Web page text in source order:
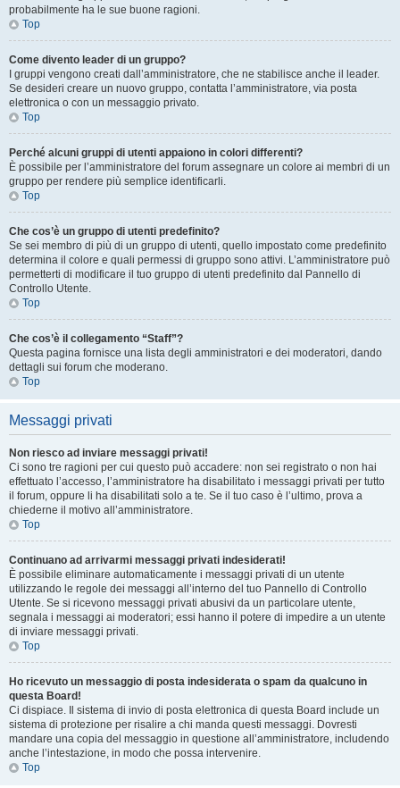
probabilmente ha le sue buone ragioni.
Top
Come divento leader di un gruppo?
I gruppi vengono creati dall’amministratore, che ne stabilisce anche il leader.
Se desideri creare un nuovo gruppo, contatta l’amministratore, via posta
elettronica o con un messaggio privato.
Top
Perché alcuni gruppi di utenti appaiono in colori differenti?
È possibile per l’amministratore del forum assegnare un colore ai membri di un
gruppo per rendere più semplice identificarli.
Top
Che cos’è un gruppo di utenti predefinito?
Se sei membro di più di un gruppo di utenti, quello impostato come predefinito
determina il colore e quali permessi di gruppo sono attivi. L’amministratore può
permetterti di modificare il tuo gruppo di utenti predefinito dal Pannello di
Controllo Utente.
Top
Che cos’è il collegamento “Staff”?
Questa pagina fornisce una lista degli amministratori e dei moderatori, dando
dettagli sui forum che moderano.
Top
Messaggi privati
Non riesco ad inviare messaggi privati!
Ci sono tre ragioni per cui questo può accadere: non sei registrato o non hai
effettuato l’accesso, l’amministratore ha disabilitato i messaggi privati per tutto
il forum, oppure li ha disabilitati solo a te. Se il tuo caso è l’ultimo, prova a
chiederne il motivo all’amministratore.
Top
Continuano ad arrivarmi messaggi privati indesiderati!
È possibile eliminare automaticamente i messaggi privati ​​di un utente
utilizzando le regole dei messaggi all’interno del tuo Pannello di Controllo
Utente. Se si ricevono messaggi privati ​​abusivi da un particolare utente,
segnala i messaggi ai moderatori; essi hanno il potere di impedire a un utente
di inviare messaggi privati​​.
Top
Ho ricevuto un messaggio di posta indesiderata o spam da qualcuno in
questa Board!
Ci dispiace. Il sistema di invio di posta elettronica di questa Board include un
sistema di protezione per risalire a chi manda questi messaggi. Dovresti
mandare una copia del messaggio in questione all’amministratore, includendo
anche l’intestazione, in modo che possa intervenire.
Top